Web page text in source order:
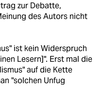
zur Debatte,
des Autors nicht
ist kein Widerspruch
Lesern]". Erst mal die
auf die Kette
"solchen Unfug